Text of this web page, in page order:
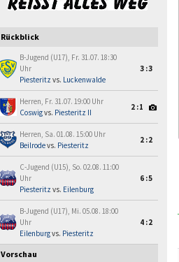
Rückblick
B-Jugend (U17), Fr. 31.07. 18:30
Uhr
Piesteritz vs. Luckenwalde
3:3
Herren, Fr. 31.07. 19:00 Uhr
Coswigvs. Piesteritz II
2:1
Herren, Sa. 01.08. 15:00 Uhr
Beilrodevs. Piesteritz
2:2
C-Jugend (U15), So. 02.08. 11:00
Uhr
Piesteritz vs. Eilenburg
6:5
B-Jugend (U17), Mi. 05.08. 18:00
Uhr
Eilenburgvs. Piesteritz
4:2
Vorschau